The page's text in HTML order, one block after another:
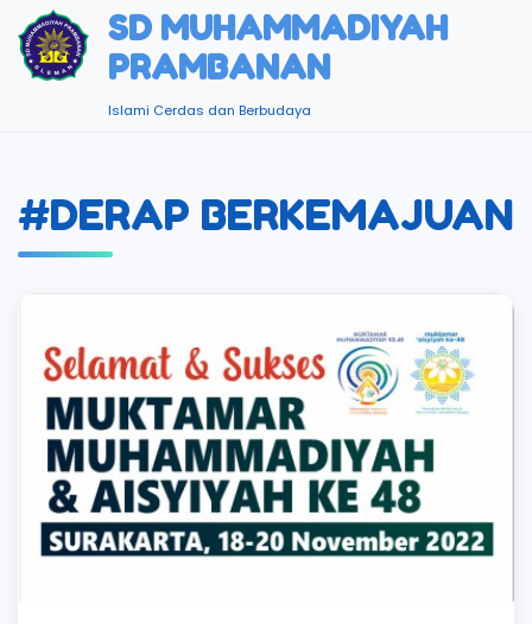
SD MUHAMMADIYAH
PRAMBANAN
Islami Cerdas dan Berbudaya
#DERAP BERKEMAJUAN